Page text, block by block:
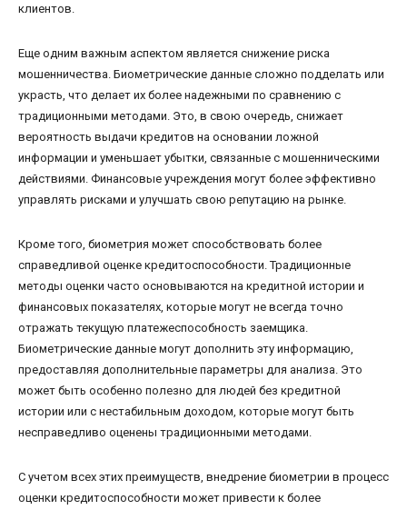
клиентов.
Еще одним важным аспектом является снижение риска
мошенничества. Биометрические данные сложно подделать или
украсть, что делает их более надежными по сравнению с
традиционными методами. Это, в свою очередь, снижает
вероятность выдачи кредитов на основании ложной
информации и уменьшает убытки, связанные с мошенническими
действиями. Финансовые учреждения могут более эффективно
управлять рисками и улучшать свою репутацию на рынке.
Кроме того, биометрия может способствовать более
справедливой оценке кредитоспособности. Традиционные
методы оценки часто основываются на кредитной истории и
финансовых показателях, которые могут не всегда точно
отражать текущую платежеспособность заемщика.
Биометрические данные могут дополнить эту информацию,
предоставляя дополнительные параметры для анализа. Это
может быть особенно полезно для людей без кредитной
истории или с нестабильным доходом, которые могут быть
несправедливо оценены традиционными методами.
С учетом всех этих преимуществ, внедрение биометрии в процесс
оценки кредитоспособности может привести к более